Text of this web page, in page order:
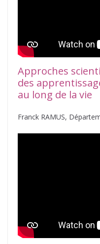
Approches
des
au long de la vie
Franck RAMUS,